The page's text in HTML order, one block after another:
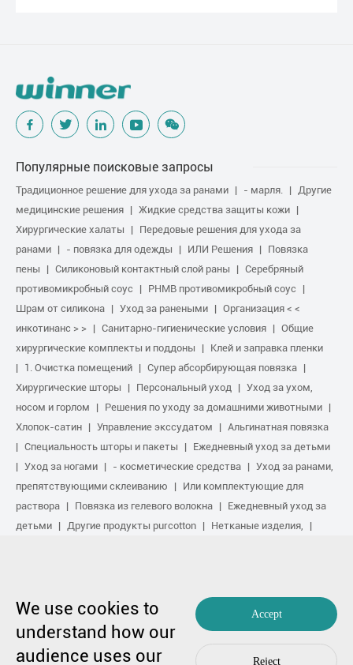
Популярные поисковые запросы
Традиционное решение для ухода за ранами - марля.
Другие
медицинские решения
Жидкие средства защиты кожи
Хирургические халаты
Передовые решения для ухода за
ранами
- повязка для одежды ИЛИ Решения
Повязка
пены
Силиконовый контактный слой раны
Серебряный
противомикробный соус
PHMB противомикробный соус
Шрам от силикона
Уход за ранеными
Организация < <
инкотинанс > >
Санитарно-гигиенические условия
Общие
хирургические комплекты и поддоны
Клей и заправка пленки
1. Очистка помещений
Супер абсорбирующая повязка
Хирургические шторы
Персональный уход
Уход за ухом,
носом и горлом
Решения по уходу за домашними животными
Хлопок-сатин
Управление экссудатом
Альгинатная повязка
Специальность шторы и пакеты
Ежедневный уход за детьми
Уход за ногами
- косметические средства
Уход за ранами,
препятствующими склеиванию
Или комплектующие для
раствора
Повязка из гелевого волокна
Ежедневный уход за
детьми
Другие продукты purcotton
Нетканые изделия,
Авторское право на 1991-2023 гг. победитель Medical Co., Ltd. Все
права защищены.
粤ICP备17048516号. Карта сайта Политика конфиденциальности
We use cookies to
understand how our
audience uses our
Accept
Reject